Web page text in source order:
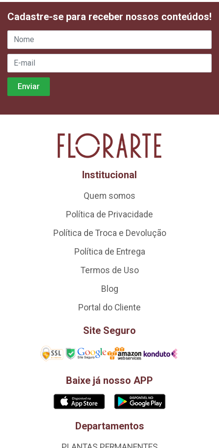
Cadastre-se para receber nossos conteúdos!
Institucional
Quem somos
Política de Privacidade
Política de Troca e Devolução
Política de Entrega
Termos de Uso
Blog
Portal do Cliente
Site Seguro
Baixe já nosso APP
Departamentos